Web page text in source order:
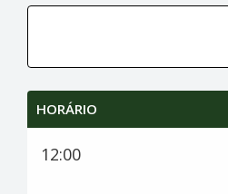
HORÁRIO
12:00